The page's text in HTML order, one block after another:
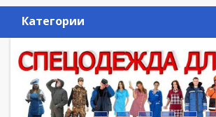
Категории